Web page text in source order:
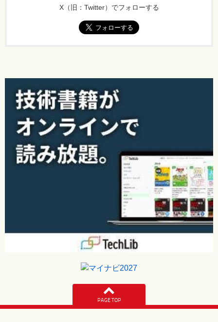
X（旧：Twitter）でフォローする
PAGE TOP